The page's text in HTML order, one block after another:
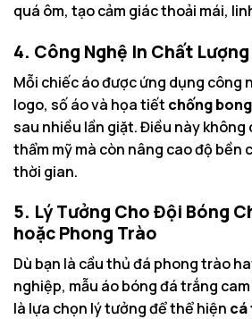
quá ôm, tạo cảm giác thoải mái,
4. Công Nghệ In Chất
Mỗi chiếc áo được ứng dụng công
logo, số áo và họa tiết chống
sau nhiều lần giặt. Điều này không
thẩm mỹ mà còn nâng cao độ bền
thời gian.
5. Lý Tưởng Cho Đội Bóng
hoặc Phong Trào
Dù bạn là cầu thủ đá phong trào
nghiệp, mẫu áo bóng đá trắng
là lựa chọn lý tưởng để thể hiện cá